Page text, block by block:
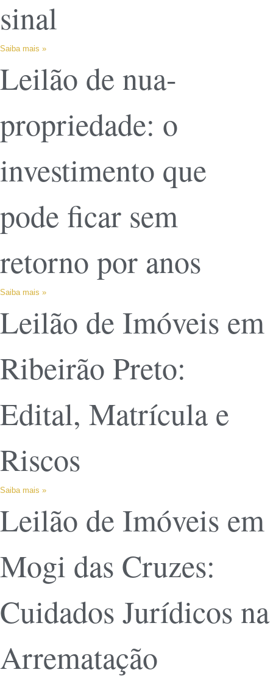
sinal
Saiba mais »
Leilão de nua-
propriedade: o
investimento que
pode ficar sem
retorno por anos
Saiba mais »
Leilão de Imóveis em
Ribeirão Preto:
Edital, Matrícula e
Riscos
Saiba mais »
Leilão de Imóveis em
Mogi das Cruzes:
Cuidados Jurídicos na
Arrematação